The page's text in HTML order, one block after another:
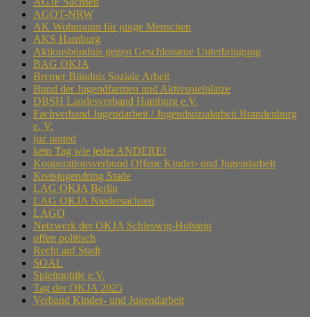
AGOT-NRW
AK Wohnraum für junge Menschen
AKS Hamburg
Aktionsbündnis gegen Geschlossene Unterbringung
BAG OKJA
Bremer Bündnis Soziale Arbeit
Bund der Jugendfarmen und Aktivspielplätze
DBSH Landesverband Hamburg e.V.
Fachverband Jugendarbeit / Jugendsozialarbeit Brandenburg
e. V.
juz united
kein Tag wie jeder ANDERE!
Kooperationsverbund Offene Kinder- und Jugendarbeit
Kreisjugendring Stade
LAG OKJA Berlin
LAG OKJA Niedersachsen
LAGO
Netzwerk der OKJA Schleswig-Holstein
offen politisch
Recht auf Stadt
SOAL
Spielmobile e.V.
Tag der OKJA 2025
Verband Kinder- und Jugendarbeit